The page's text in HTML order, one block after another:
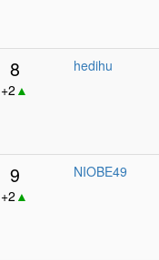
8
+2 ▲
hedihu
9
+2 ▲
NIOBE49